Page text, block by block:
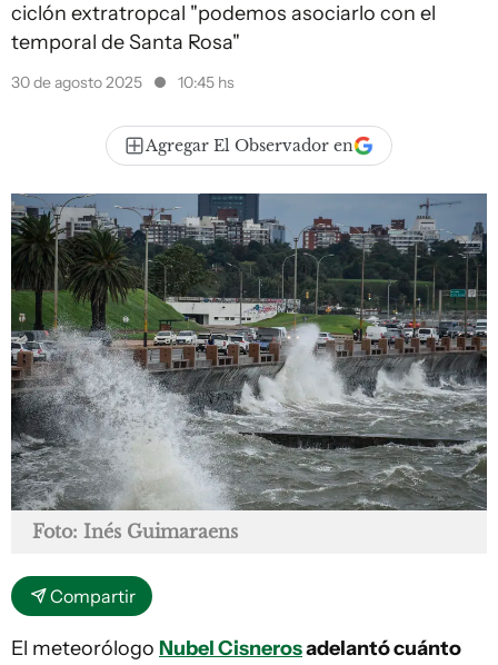
ciclón extratropcal "podemos asociarlo con el
temporal de Santa Rosa"
30 de agosto 2025 10:45 hs
Agregar El Observador en
Foto: Inés Guimaraens
Compartir
El meteorólogo Nubel Cisnerosadelantó cuánto